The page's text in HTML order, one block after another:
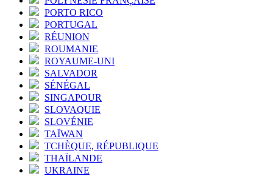
PORTO RICO
PORTUGAL
RÉUNION
ROUMANIE
ROYAUME-UNI
SALVADOR
SÉNÉGAL
SINGAPOUR
SLOVAQUIE
SLOVÉNIE
TAÏWAN
TCHÈQUE, RÉPUBLIQUE
THAÏLANDE
UKRAINE